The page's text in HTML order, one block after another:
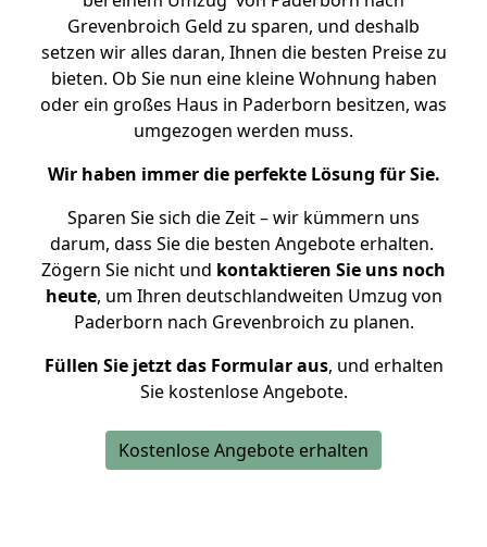
Grevenbroich Geld zu sparen, und deshalb
setzen wir alles daran, Ihnen die besten Preise zu
bieten. Ob Sie nun eine kleine Wohnung haben
oder ein großes Haus in Paderborn besitzen, was
umgezogen werden muss.
Wir haben immer die perfekte Lösung für Sie.
Sparen Sie sich die Zeit – wir kümmern uns
darum, dass Sie die besten Angebote erhalten.
Zögern Sie nicht und kontaktieren Sie uns noch
heute, um Ihren deutschlandweiten Umzug von
Paderborn nach Grevenbroich zu planen.
Füllen Sie jetzt das Formular aus, und erhalten
Sie kostenlose Angebote.
Kostenlose Angebote erhalten